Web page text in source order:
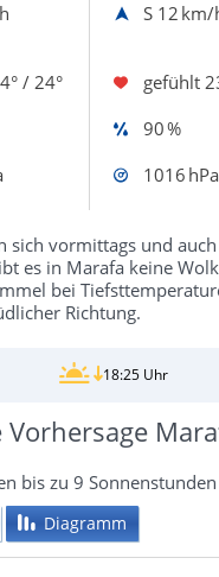
S 12 km/
/ 24° gefühlt
90 %
1016 hPa
sich vormittags und
es in Marafa keine
bei
Richtung.
18:25 Uhr
bis zu 9
Diagramm